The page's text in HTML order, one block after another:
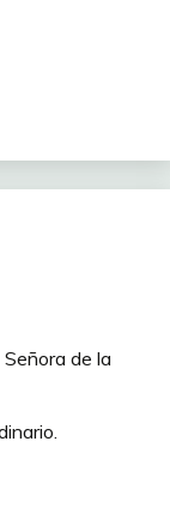
de la